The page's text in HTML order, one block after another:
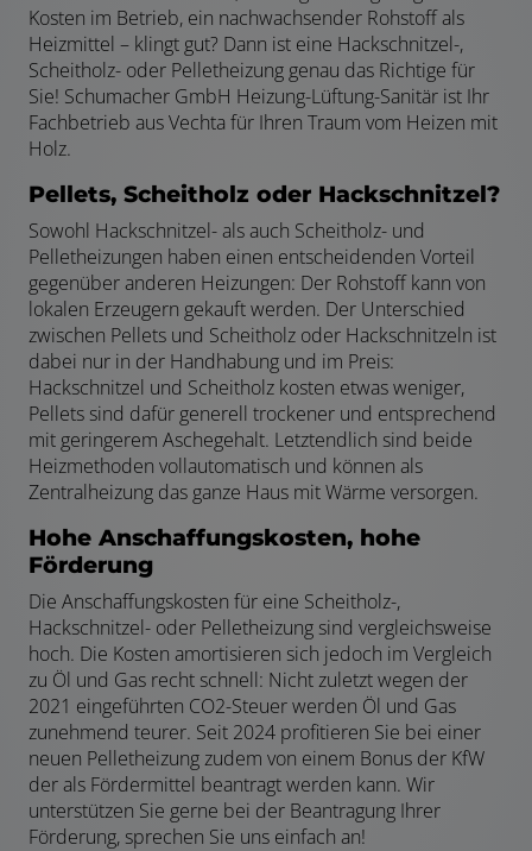
Kosten im Betrieb, ein nachwachsender Rohstoff als
Heizmittel – klingt gut? Dann ist eine Hackschnitzel-,
Scheitholz- oder Pelletheizung genau das Richtige für
Sie! Schumacher GmbH Heizung-Lüftung-Sanitär ist Ihr
Fachbetrieb aus Vechta für Ihren Traum vom Heizen mit
Holz.
Pellets, Scheitholz oder Hackschnitzel?
Sowohl Hackschnitzel- als auch Scheitholz- und
Pelletheizungen haben einen entscheidenden Vorteil
gegenüber anderen Heizungen: Der Rohstoff kann von
lokalen Erzeugern gekauft werden. Der Unterschied
zwischen Pellets und Scheitholz oder Hackschnitzeln ist
dabei nur in der Handhabung und im Preis:
Hackschnitzel und Scheitholz kosten etwas weniger,
Pellets sind dafür generell trockener und entsprechend
mit geringerem Aschegehalt. Letztendlich sind beide
Heizmethoden vollautomatisch und können als
Zentralheizung das ganze Haus mit Wärme versorgen.
Hohe Anschaffungskosten, hohe
Förderung
Die Anschaffungskosten für eine Scheitholz-,
Hackschnitzel- oder Pelletheizung sind vergleichsweise
hoch. Die Kosten amortisieren sich jedoch im Vergleich
zu Öl und Gas recht schnell: Nicht zuletzt wegen der
2021 eingeführten CO2-Steuer werden Öl und Gas
zunehmend teurer. Seit 2024 profitieren Sie bei einer
neuen Pelletheizung zudem von einem Bonus der KfW
der als Fördermittel beantragt werden kann. Wir
unterstützen Sie gerne bei der Beantragung Ihrer
Förderung, sprechen Sie uns einfach an!